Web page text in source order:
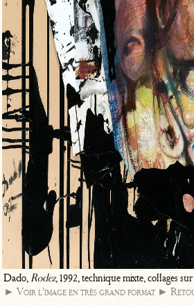
Dado, Rodez, 1992, technique mixte, collages
► Voir l’image en très grand format ►